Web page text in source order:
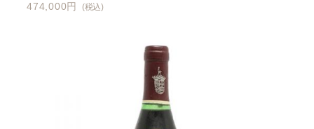
474,000円 (税込)